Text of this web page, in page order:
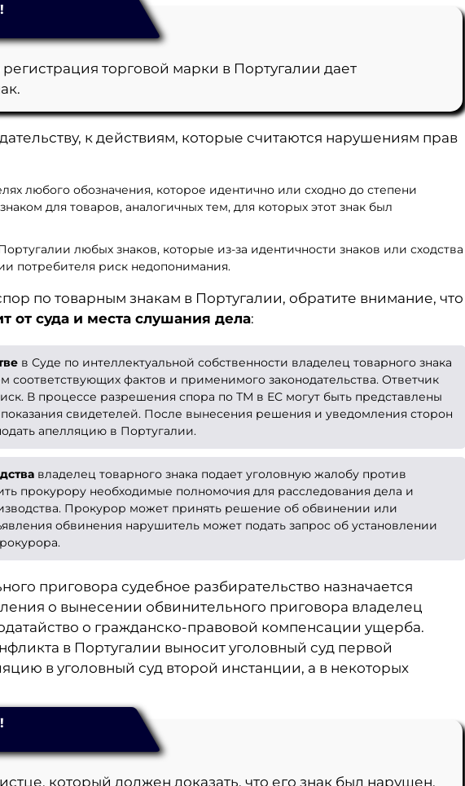
регистрация торговой марки в Португалии дает
к действиям, которые считаются нарушениям прав
любого обозначения, которое идентично или сходно до степени
для товаров, аналогичных тем, для которых этот знак был
любых знаков, которые из-за идентичности знаков или сходства
потребителя риск недопонимания.
по товарным знакам в Португалии, обратите внимание, что
от суда и места слушания дела:
в Суде по интеллектуальной собственности владелец товарного знака
соответствующих фактов и применимого законодательства. Ответчик
В процессе разрешения спора по ТМ в ЕС могут быть представлены
свидетелей. После вынесения решения и уведомления сторон
апелляцию в Португалии.
владелец товарного знака подает уголовную жалобу против
прокурору необходимые полномочия для расследования дела и
Прокурор может принять решение об обвинении или
обвинения нарушитель может подать запрос об установлении
приговора судебное разбирательство назначается
о вынесении обвинительного приговора владелец
о гражданско-правовой компенсации ущерба.
в Португалии выносит уголовный суд первой
в уголовный суд второй инстанции, а в некоторых
который должен доказать, что его знак был нарушен.